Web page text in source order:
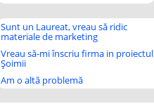
Sunt un Laureat, vreau să ridic
materiale de marketing
Vreau să-mi înscriu firma in proiectul
Șoimii
Am o altă problemă